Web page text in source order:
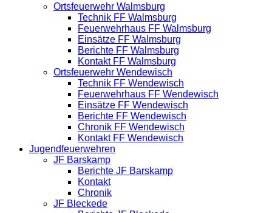
Ortsfeuerwehr Walmsburg
Technik FF Walmsburg
Feuerwehrhaus FF Walmsburg
Einsätze FF Walmsburg
Berichte FF Walmsburg
Kontakt FF Walmsburg
Ortsfeuerwehr Wendewisch
Technik FF Wendewisch
Feuerwehrhaus FF Wendewisch
Einsätze FF Wendewisch
Berichte FF Wendewisch
Chronik FF Wendewisch
Kontakt FF Wendewisch
Jugendfeuerwehren
JF Barskamp
Berichte JF Barskamp
Kontakt
Chronik
JF Bleckede